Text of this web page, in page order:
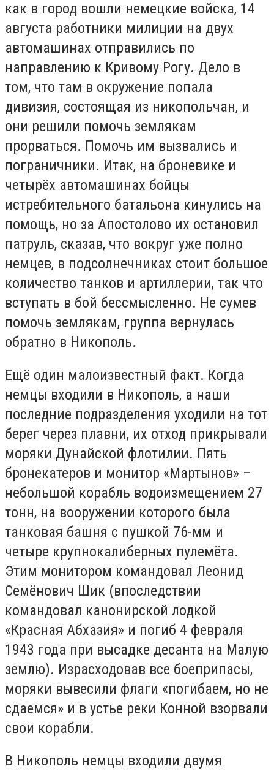
как в город вошли немецкие войска, 14
августа работники милиции на двух
автомашинах отправились по
направлению к Кривому Рогу. Дело в
том, что там в окружение попала
дивизия, состоящая из никопольчан, и
они решили помочь землякам
прорваться. Помочь им вызвались и
пограничники. Итак, на броневике и
четырёх автомашинах бойцы
истребительного батальона кинулись на
помощь, но за Апостолово их остановил
патруль, сказав, что вокруг уже полно
немцев, в подсолнечниках стоит большое
количество танков и артиллерии, так что
вступать в бой бессмысленно. Не сумев
помочь землякам, группа вернулась
обратно в Никополь.
Ещё один малоизвестный факт. Когда
немцы входили в Никополь, а наши
последние подразделения уходили на тот
берег через плавни, их отход прикрывали
моряки Дунайской флотилии. Пять
бронекатеров и монитор «Мартынов» –
небольшой корабль водоизмещением 27
тонн, на вооружении которого была
танковая башня с пушкой 76-мм и
четыре крупнокалиберных пулемёта.
Этим монитором командовал Леонид
Семёнович Шик (впоследствии
командовал канонирской лодкой
«Красная Абхазия» и погиб 4 февраля
1943 года при высадке десанта на Малую
землю). Израсходовав все боеприпасы,
моряки вывесили флаги «погибаем, но не
сдаемся» и в устье реки Конной взорвали
свои корабли.
В Никополь немцы входили двумя